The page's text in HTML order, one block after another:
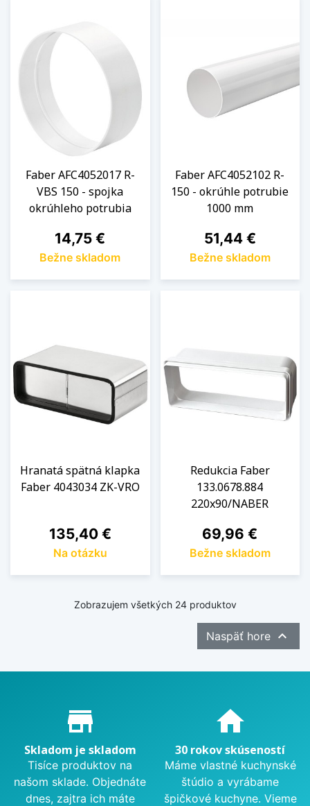
Faber AFC4052017 R-
VBS 150 - spojka
okrúhleho potrubia
Cena
14,75 €
Bežne skladom
Faber AFC4052102 R-
150 - okrúhle potrubie
1000 mm
Cena
51,44 €
Bežne skladom
Hranatá spätná klapka
Faber 4043034 ZK-VRO
Cena
135,40 €
Na otázku
Redukcia Faber
133.0678.884
220x90/NABER
Cena
69,96 €
Bežne skladom
Zobrazujem všetkých 24 produktov
Naspäť hore 
Proč nakupovat u nás?
store_mall_directory
Skladom je skladom
Tisíce produktov na
našom sklade. Objednáte
dnes, zajtra ich máte
home
30 rokov skúseností
Máme vlastné kuchynské
štúdio a vyrábame
špičkové kuchyne. Vieme